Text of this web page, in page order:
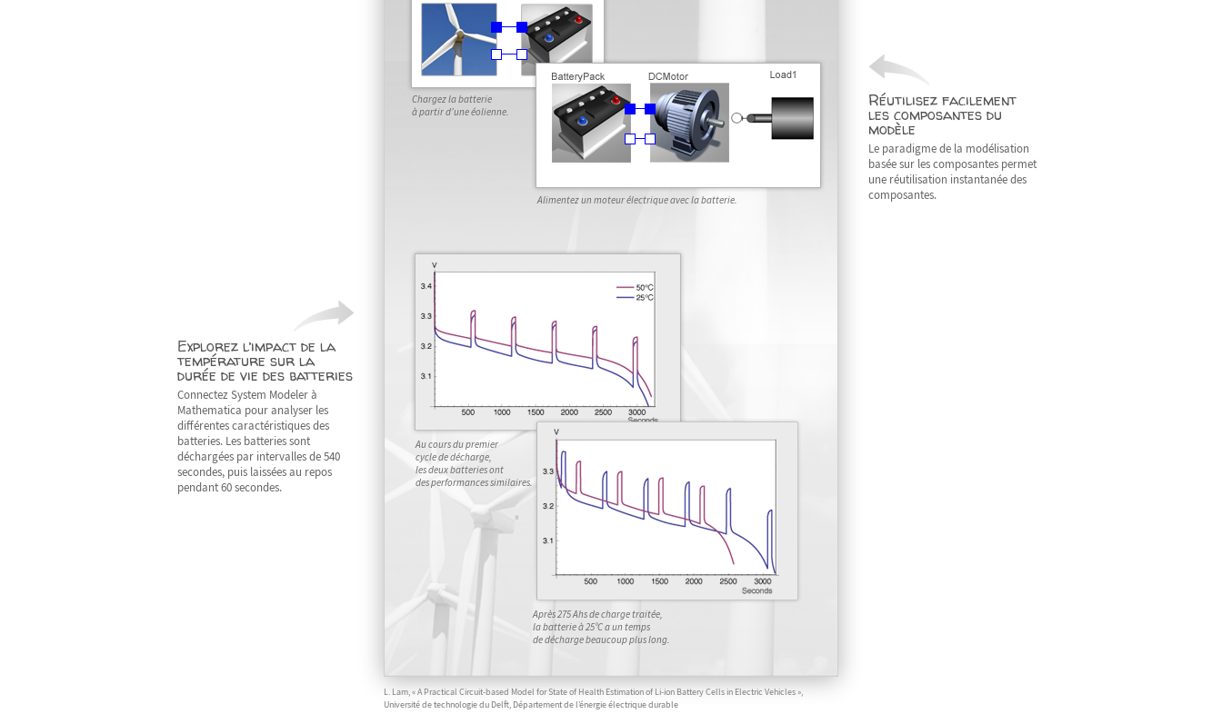
Explorez l’impact de la
température sur la
durée de vie des batteries
Connectez System Modeler à
Mathematica pour analyser les
différentes caractéristiques des
batteries. Les batteries sont
déchargées par intervalles de 540
secondes, puis laissées au repos
pendant 60 secondes.
Chargez la batterie
à partir d’une éolienne.
Alimentez un moteur électrique avec la batterie.
Au cours du premier
cycle de décharge,
les deux batteries ont
des performances similaires.
Après 275 Ahs de charge traitée,
la batterie à 25°C a un temps
de décharge beaucoup plus long.
Réutilisez facilement
les composantes du
modèle
Le paradigme de la modélisation
basée sur les composantes permet
une réutilisation instantanée des
composantes.
L. Lam, « A Practical Circuit-based Model for State of Health Estimation of Li-ion Battery Cells in Electric Vehicles »,
Université de technologie du Delft, Département de l’énergie électrique durable